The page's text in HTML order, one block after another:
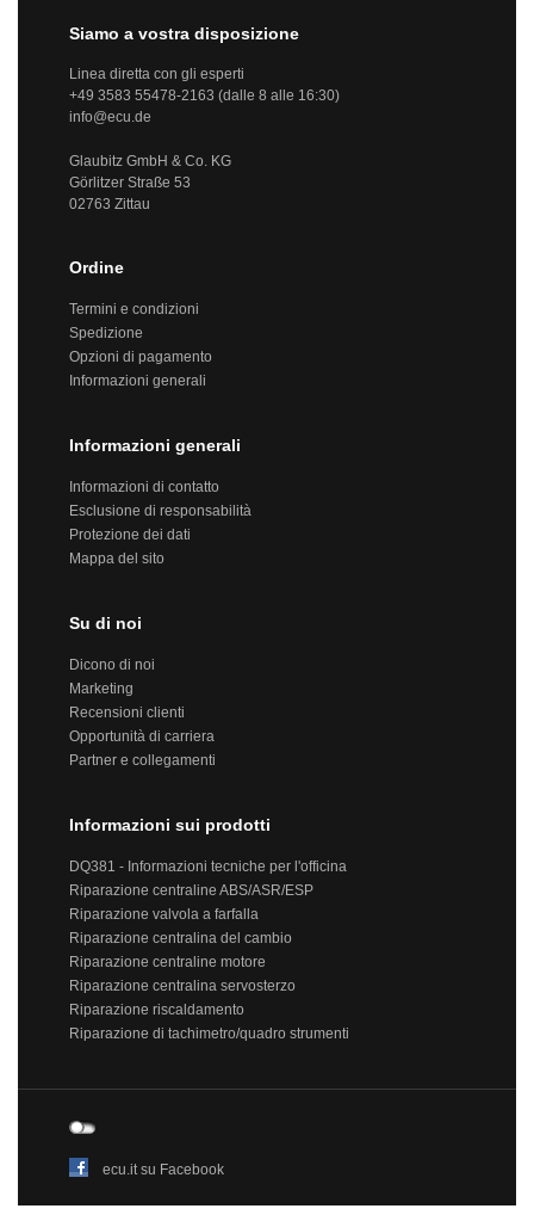
Siamo a vostra disposizione
Linea diretta con gli esperti
+49 3583 55478-2163 (dalle 8 alle 16:30)
info@ecu.de
Glaubitz GmbH & Co. KG
Görlitzer Straße 53
02763 Zittau
Ordine
Termini e condizioni
Spedizione
Opzioni di pagamento
Informazioni generali
Informazioni generali
Informazioni di contatto
Esclusione di responsabilità
Protezione dei dati
Mappa del sito
Su di noi
Dicono di noi
Marketing
Recensioni clienti
Opportunità di carriera
Partner e collegamenti
Informazioni sui prodotti
DQ381 - Informazioni tecniche per l'officina
Riparazione centraline ABS/ASR/ESP
Riparazione valvola a farfalla
Riparazione centralina del cambio
Riparazione centraline motore
Riparazione centralina servosterzo
Riparazione riscaldamento
Riparazione di tachimetro/quadro strumenti
ecu.it su Facebook